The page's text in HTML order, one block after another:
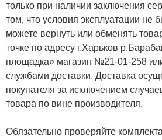
только при наличии заключения
том, что условия эксплуатации
можете вернуть или обменять
точке по адресу г.Харьков
площадка» магазин №21-01-258
службами доставки. Доставка
покупателя за исключением
товара по вине производителя.
Обязательно проверяйте